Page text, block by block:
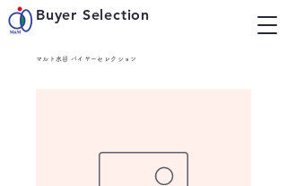
Buyer Selection
マルト水谷 バイヤーセレクション